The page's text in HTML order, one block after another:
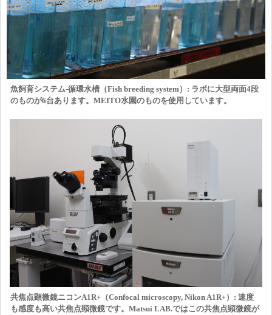
魚飼育システム-循環水槽（Fish breeding system）: ラボに大型両面4段
のものが6台あります。MEITO水園のものを使用しています。
共焦点顕微鏡ニコンA1R+（Confocal microscopy, Nikon A1R+）: 速度
も感度も高い共焦点顕微鏡です。Matsui LAB.ではこの共焦点顕微鏡が